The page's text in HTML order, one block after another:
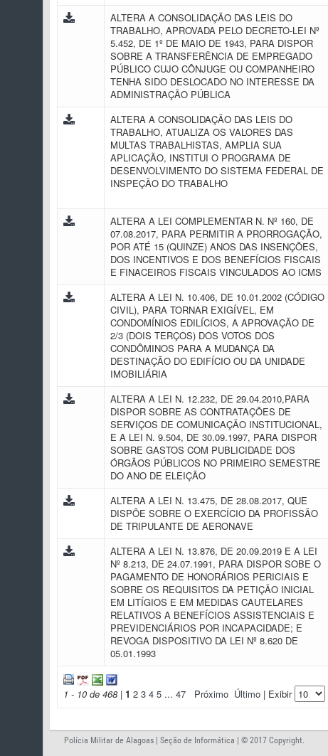
ALTERA A CONSOLIDAÇÃO DAS LEIS DO
TRABALHO, APROVADA PELO DECRETO-LEI Nº
5.452, DE 1º DE MAIO DE 1943, PARA DISPOR
SOBRE A TRANSFERÊNCIA DE EMPREGADO
PÚBLICO CUJO CÔNJUGE OU COMPANHEIRO
TENHA SIDO DESLOCADO NO INTERESSE DA
ADMINISTRAÇÃO PÚBLICA
ALTERA A CONSOLIDAÇÃO DAS LEIS DO
TRABALHO, ATUALIZA OS VALORES DAS
MULTAS TRABALHISTAS, AMPLIA SUA
APLICAÇÃO, INSTITUI O PROGRAMA DE
DESENVOLVIMENTO DO SISTEMA FEDERAL DE
INSPEÇÃO DO TRABALHO
ALTERA A LEI COMPLEMENTAR N. Nº 160, DE
07.08.2017, PARA PERMITIR A PRORROGAÇÃO,
POR ATÉ 15 (QUINZE) ANOS DAS INSENÇÕES,
DOS INCENTIVOS E DOS BENEFÍCIOS FISCAIS
E FINACEIROS FISCAIS VINCULADOS AO ICMS
ALTERA A LEI N. 10.406, DE 10.01.2002 (CÓDIGO
CIVIL), PARA TORNAR EXIGÍVEL, EM
CONDOMÍNIOS EDILÍCIOS, A APROVAÇÃO DE
2/3 (DOIS TERÇOS) DOS VOTOS DOS
CONDÔMINOS PARA A MUDANÇA DA
DESTINAÇÃO DO EDIFÍCIO OU DA UNIDADE
IMOBILIÁRIA
ALTERA A LEI N. 12.232, DE 29.04.2010,PARA
DISPOR SOBRE AS CONTRATAÇÕES DE
SERVIÇOS DE COMUNICAÇÃO INSTITUCIONAL,
E A LEI N. 9.504, DE 30.09.1997, PARA DISPOR
SOBRE GASTOS COM PUBLICIDADE DOS
ÓRGÃOS PÚBLICOS NO PRIMEIRO SEMESTRE
DO ANO DE ELEIÇÃO
ALTERA A LEI N. 13.475, DE 28.08.2017, QUE
DISPÕE SOBRE O EXERCÍCIO DA PROFISSÃO
DE TRIPULANTE DE AERONAVE
ALTERA A LEI N. 13.876, DE 20.09.2019 E A LEI
Nº 8.213, DE 24.07.1991, PARA DISPOR SOBE O
PAGAMENTO DE HONORÁRIOS PERICIAIS E
SOBRE OS REQUISITOS DA PETIÇÃO INICIAL
EM LITÍGIOS E EM MEDIDAS CAUTELARES
RELATIVOS A BENEFÍCIOS ASSISTENCIAIS E
PREVIDENCIÁRIOS POR INCAPACIDADE; E
REVOGA DISPOSITIVO DA LEI Nº 8.620 DE
05.01.1993
1 - 10 de 468 | 1 2 3 4 5 ... 47 Próximo Último | Exibir
Polícia Militar de Alagoas | Seção de Informática | © 2017 Copyright.